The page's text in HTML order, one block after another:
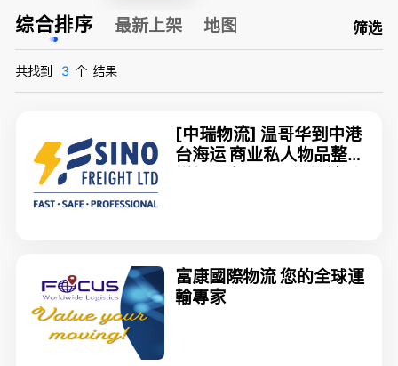
综合排序 最新上架 地图 筛选
共找到 3 个 结果
[中瑞物流] 温哥华到中港
台海运 商业私人物品整柜
富康國際物流 您的全球運
輸專家